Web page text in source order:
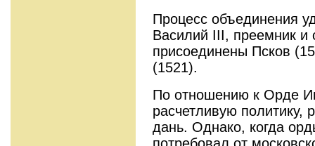
Процесс объединения
Василий III, преемник
присоединены Псков
(1521).
По отношению к Орде
расчетливую политику,
дань. Однако, когда